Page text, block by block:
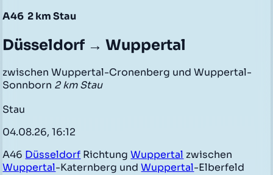
A46 2 km Stau
Düsseldorf → Wuppertal
zwischen Wuppertal-Cronenberg und Wuppertal-
Sonnborn 2 km Stau
Stau
04.08.26, 16:12
A46 Düsseldorf RichtungWuppertal zwischen
Wuppertal-Katernberg undWuppertal-Elberfeld